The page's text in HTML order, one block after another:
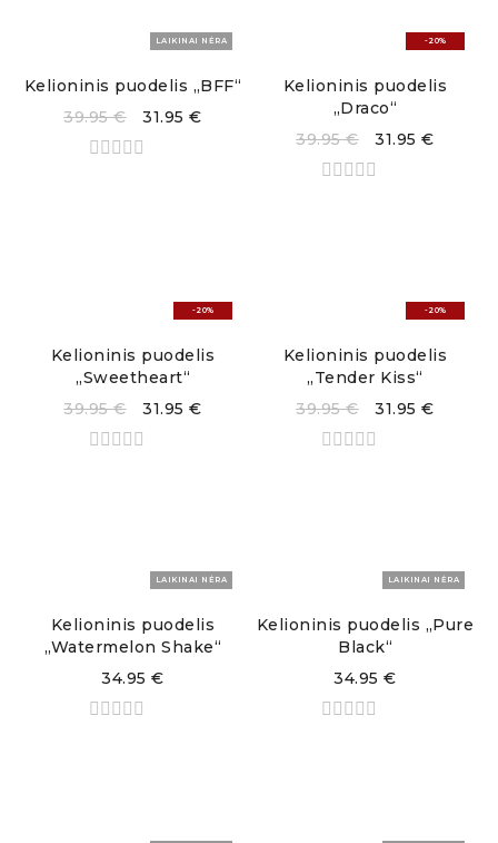
LAIKINAI NĖRA
Kelioninis puodelis „BFF“
39.95€ 31.95€
-20%
Kelioninis puodelis
„Draco“
39.95€ 31.95€
-20%
Kelioninis puodelis
„Sweetheart“
39.95€ 31.95€
-20%
Kelioninis puodelis
„Tender Kiss“
39.95€ 31.95€
LAIKINAI NĖRA
Kelioninis puodelis
„Watermelon Shake“
34.95€
LAIKINAI NĖRA
Kelioninis puodelis „Pure
Black“
34.95€